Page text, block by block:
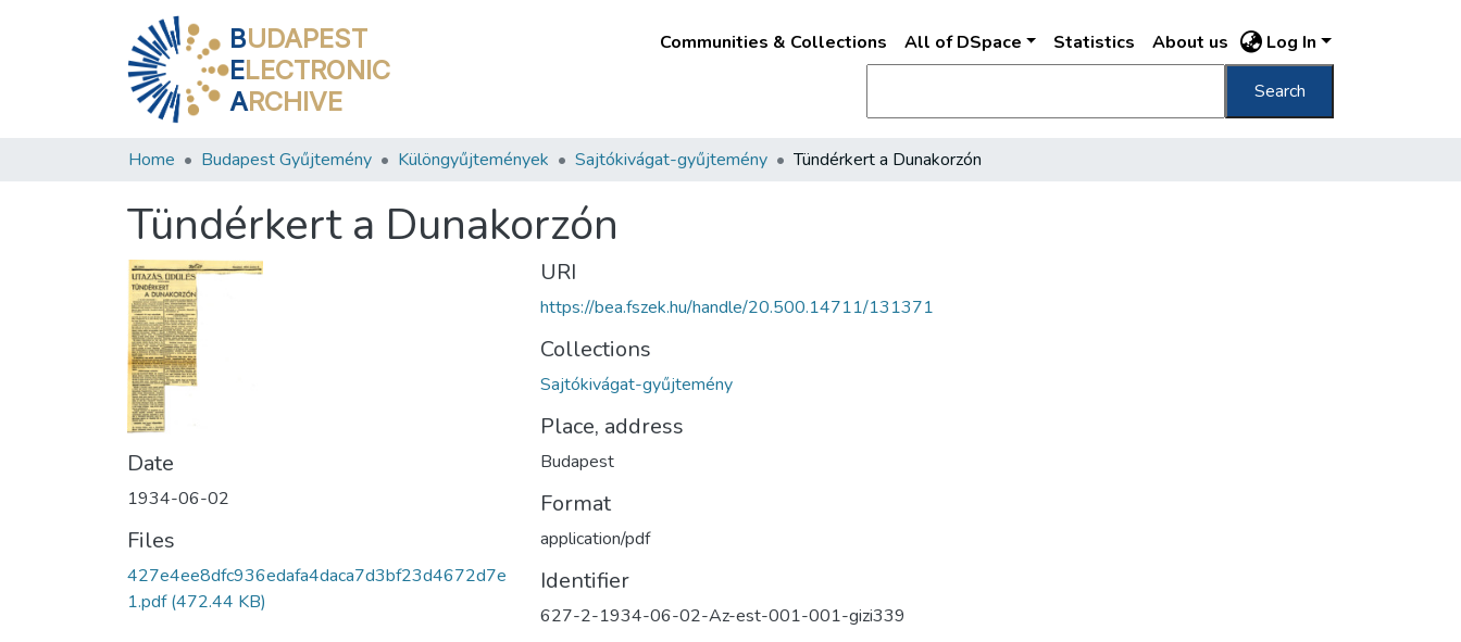
BUDAPEST
ELECTRONIC
ARCHIVE
Communities & Collections All of DSpace Statistics About us Log In
Search
Home Budapest Gyűjtemény Különgyűjtemények Sajtókivágat-gyűjtemény Tündérkert a Dunakorzón
Tündérkert a Dunakorzón
Date
1934-06-02
Files
427e4ee8dfc936edafa4daca7d3bf23d4672d7e
1.pdf(472.44 KB)
URI
https://bea.fszek.hu/handle/20.500.14711/131371
Collections
Sajtókivágat-gyűjtemény
Place, address
Budapest
Format
application/pdf
Identifier
627-2-1934-06-02-Az-est-001-001-gizi339